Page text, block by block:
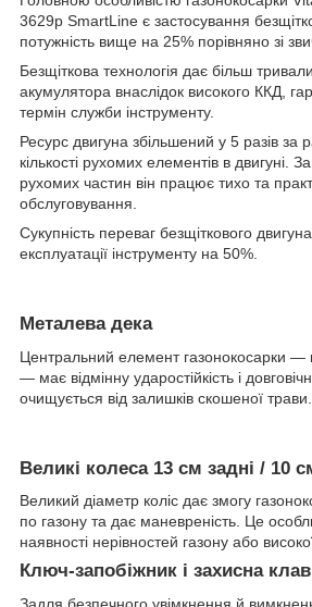
3629p SmartLine є застосування
потужність вище на 25% порівняно зі
Безщіткова технологія дає більш
акумулятора внаслідок високого ККД,
термін служби інструменту.
Ресурс двигуна збільшений у 5 разів за
кількості рухомих елементів в двигуні.
рухомих частин він працює тихо та
обслуговування.
Сукупність переваг безщіткового
експлуатації інструменту на 50%.
Металева дека
Центральний елемент газонокосарки —
— має відмінну ударостійкість і
очищується від залишків скошеної трави.
Великі колеса 13 см задні / 10
Великий діаметр коліс дає змогу
по газону та дає маневреність. Це
наявності нерівностей газону або
Ключ-запобіжник і захисна